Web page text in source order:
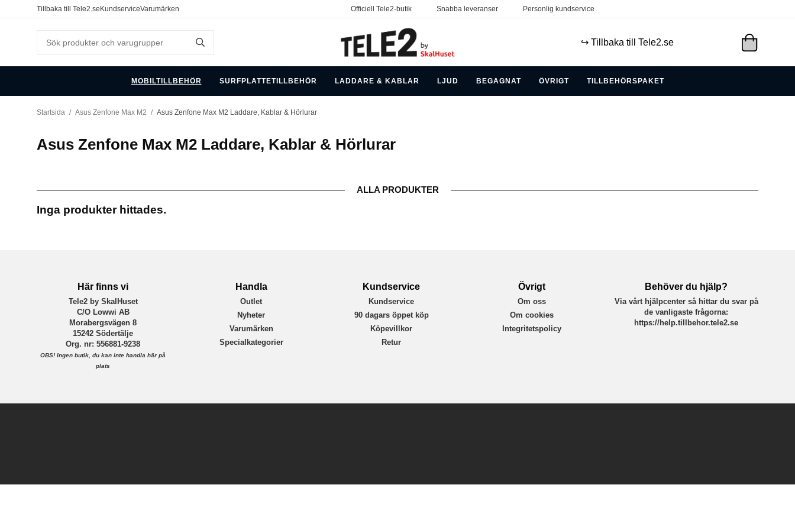
Tillbaka till Tele2.seKundserviceVarumärken Officiell Tele2-butik Snabba leveranser Personlig kundservice
↪️ Tillbaka till Tele2.se
MOBILTILLBEHÖR SURFPLATTETILLBEHÖR LADDARE & KABLAR LJUD BEGAGNAT ÖVRIGT TILLBEHÖRSPAKET
Startsida / Asus Zenfone Max M2 / Asus Zenfone Max M2 Laddare, Kablar & Hörlurar
Asus Zenfone Max M2 Laddare, Kablar & Hörlurar
ALLA PRODUKTER
Inga produkter hittades.
Här finns vi
Tele2 by SkalHuset
C/O Lowwi AB
Morabergsvägen 8
15242 Södertälje
Org. nr: 556881-9238
OBS! Ingen butik, du kan inte handla här på
plats
Handla
Outlet
Nyheter
Varumärken
Specialkategorier
Kundservice
Kundservice
90 dagars öppet köp
Köpevillkor
Retur
Övrigt
Om oss
Om cookies
Integritetspolicy
Behöver du hjälp?
Via vårt hjälpcenter så hittar du svar på
de vanligaste frågorna:
https://help.tillbehor.tele2.se